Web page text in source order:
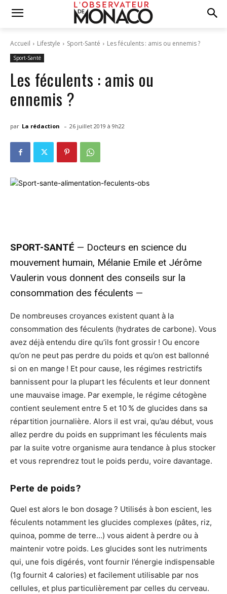
Accueil Lifestyle Sport-Santé Les féculents : amis ou ennemis ?
Sport-Santé
Les féculents : amis ou
ennemis ?
par La rédaction - 26 juillet 2019 à 9h22
SPORT-SANTÉ — Docteurs en science du
mouvement humain, Mélanie Emile et Jérôme
Vaulerin vous donnent des conseils sur la
consommation des féculents —
De nombreuses croyances existent quant à la
consommation des féculents (hydrates de carbone). Vous
avez déjà entendu dire qu’ils font grossir ! Ou encore
qu’on ne peut pas perdre du poids et qu’on est ballonné
si on en mange ! Et pour cause, les régimes restrictifs
bannissent pour la plupart les féculents et leur donnent
une mauvaise image. Par exemple, le régime cétogène
contient seulement entre 5 et 10 % de glucides dans sa
répartition journalière. Alors il est vrai, qu’au début, vous
allez perdre du poids en supprimant les féculents mais
par la suite votre organisme aura tendance à plus stocker
et vous reprendrez tout le poids perdu, voire davantage.
Perte de poids ?
Quel est alors le bon dosage ? Utilisés à bon escient, les
féculents notamment les glucides complexes (pâtes, riz,
quinoa, pomme de terre…) vous aident à perdre ou à
maintenir votre poids. Les glucides sont les nutriments
qui, une fois digérés, vont fournir l’énergie indispensable
(1g fournit 4 calories) et facilement utilisable par nos
cellules, et plus particulièrement par celles du cerveau.